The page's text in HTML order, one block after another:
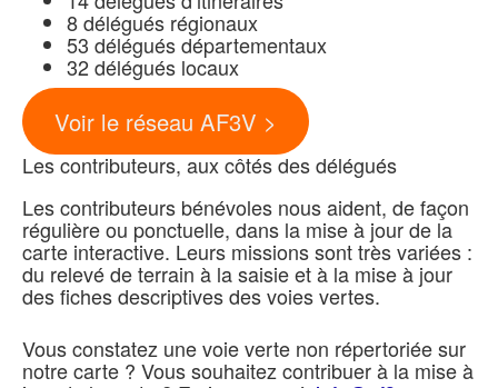
8 délégués régionaux
53 délégués départementaux
32 délégués locaux
Voir le réseau AF3V >
Les contributeurs, aux côtés des délégués
Les contributeurs bénévoles nous aident, de façon
régulière ou ponctuelle, dans la mise à jour de la
carte interactive. Leurs missions sont très variées :
du relevé de terrain à la saisie et à la mise à jour
des fiches descriptives des voies vertes.
Vous constatez une voie verte non répertoriée sur
notre carte ? Vous souhaitez contribuer à la mise à